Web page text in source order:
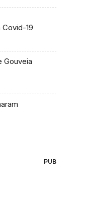
19
Gouveia
PUB